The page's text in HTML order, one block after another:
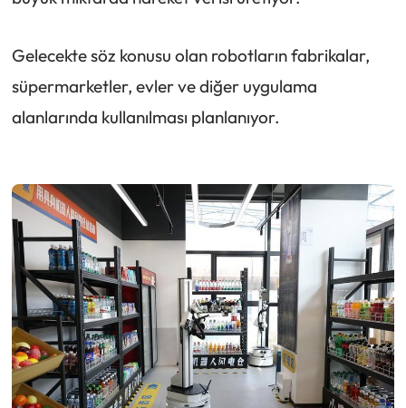
Gelecekte söz konusu olan robotların fabrikalar,
süpermarketler, evler ve diğer uygulama
alanlarında kullanılması planlanıyor.